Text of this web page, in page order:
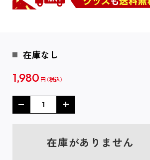
在庫なし
1,980 円
在庫がありません